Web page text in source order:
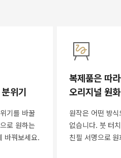
위기
기를 바꿀
로 원하는
바꿔보세요.
복제품은 따
오리지널 원
원작은 어떤 방
없습니다. 붓 터
친필 서명으로